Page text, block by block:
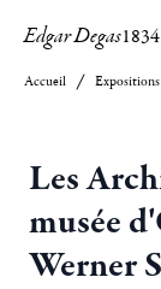
Edgar Degas1834
Accueil Expositions
Les
musée
Werner